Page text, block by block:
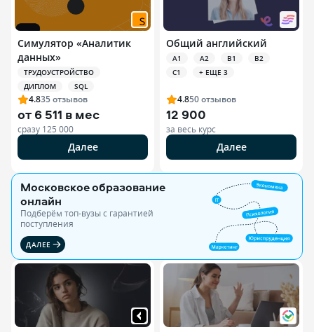
Симулятор «Аналитик
данных»
ТРУДОУСТРОЙСТВО
ДИПЛОМ
SQL
4.835отзывов
от 6 511 в мес
сразу 125 000
Далее
Общий английский
A1 A2 B1
B2
C1
+ ЕЩЕ 3
4.850отзывов
12 900
за весь курс
Далее
Московское образование
онлайн
Подберём топ-вузы c гарантией
поступления
ДАЛЕЕ